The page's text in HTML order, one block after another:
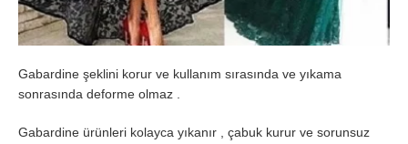
Gabardine şeklini korur ve kullanım sırasında ve yıkama
sonrasında deforme olmaz .
Gabardine ürünleri kolayca yıkanır , çabuk kurur ve sorunsuz